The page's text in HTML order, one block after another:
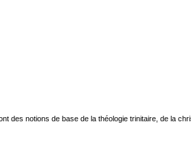
des notions de base de la théologie trinitaire, de la